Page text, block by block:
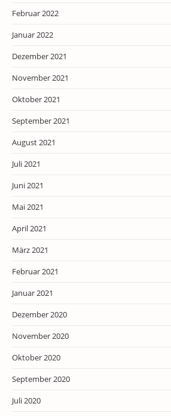
Februar 2022
Januar 2022
Dezember 2021
November 2021
Oktober 2021
September 2021
August 2021
Juli 2021
Juni 2021
Mai 2021
April 2021
März 2021
Februar 2021
Januar 2021
Dezember 2020
November 2020
Oktober 2020
September 2020
Juli 2020